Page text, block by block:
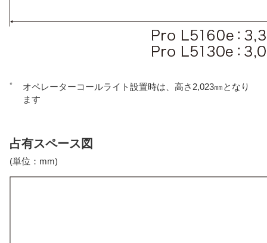
*
オペレーターコールライト設置時は、高さ2,023㎜となり
ます
占有スペース図
(単位：mm)